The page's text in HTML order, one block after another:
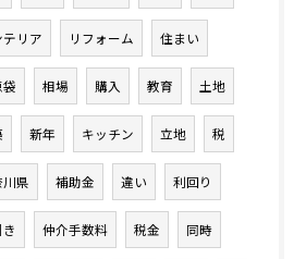
テリア リフォーム 住まい
相場 購入 教育 土地
新年 キッチン 立地 税
県 補助金 違い 利回り
仲介手数料 税金 同時